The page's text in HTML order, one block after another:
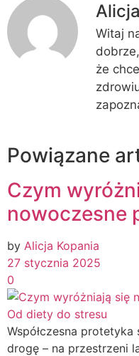
Witaj
że
Powiązane
Czym
nowoczesne
by Alicja Kopania
27 stycznia 2025
0
Od diety do stresu
Współczesna protetyka
drogę – na przestrzeni